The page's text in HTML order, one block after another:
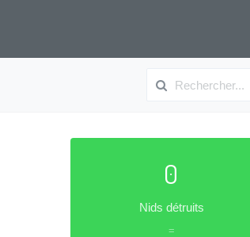
0
Nids détruits
=